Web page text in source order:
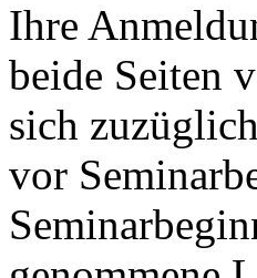
Ihre
beide Seiten
sich
vor